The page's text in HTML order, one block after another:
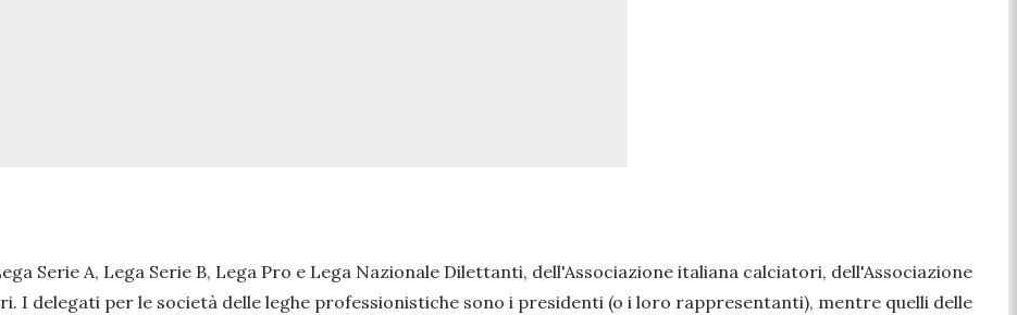
Serie A, Lega Serie B, Lega Pro e Lega Nazionale Dilettanti, dell'Associazione italiana calciatori, dell'Associazione
I delegati per le società delle leghe professionistiche sono i presidenti (o i loro rappresentanti), mentre quelli delle